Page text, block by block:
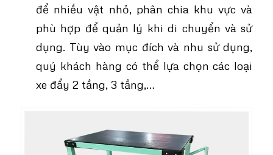
để nhiều vật nhỏ, phân chia khu vực và
phù hợp để quản lý khi di chuyển và sử
dụng. Tùy vào mục đích và nhu sử dụng,
quý khách hàng có thể lựa chọn các loại
xe đẩy 2 tầng, 3 tầng,…